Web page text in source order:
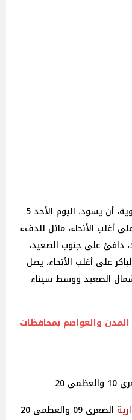
تتوقع الهيئة العامة للأرصاد الجوية، أن يسود، اليوم الأحد 5
على أغلب الأنحاء، مائل للدفء
دافئ على جنوب الصعيد،
على أغلب الأنحاء، يصل
الصعيد ووسط سيناء
والعواصم بمحافظات
20
الصغرى 09 والعظمى 20